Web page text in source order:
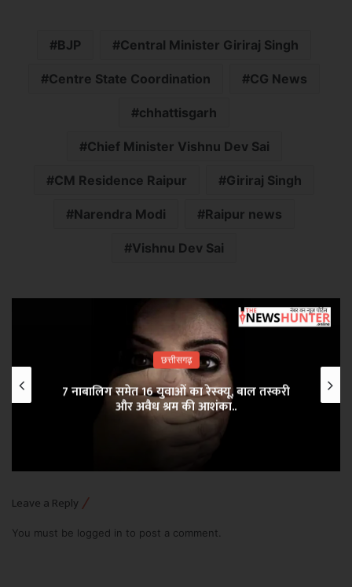
BJP Central Minister Giriraj Singh
Centre State Coordination CG News
chhattisgarh
Chief Minister Vishnu Dev Sai
CM Residence Raipur Giriraj Singh
Narendra Modi Raipur news
Vishnu Dev Sai
छत्तीसगढ़
7 नाबालिग समेत 16 युवाओं का रेस्क्यू, बाल तस्करी
और अवैध श्रम की आशंका..
Leave a Reply
You must be logged in to post a comment.